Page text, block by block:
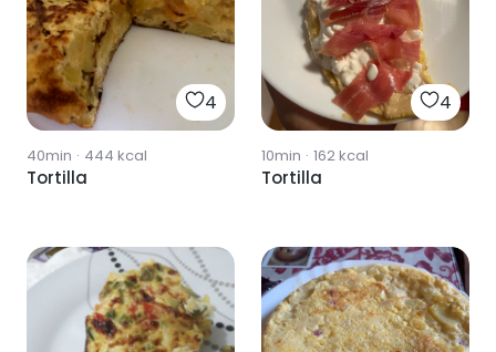
4
40min · 444 kcal
Tortilla
4
10min · 162kcal
Tortilla